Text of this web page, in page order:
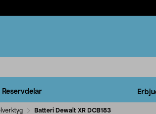
Reservdelar
Batteri Dewalt XR DCB183